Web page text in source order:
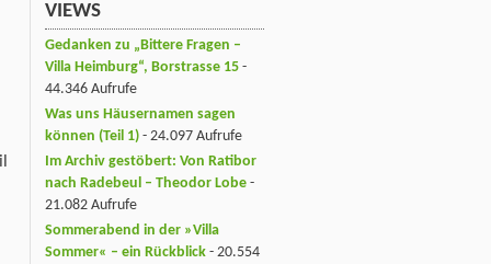
VIEWS
Gedanken zu „Bittere Fragen –
Villa Heimburg“, Borstrasse 15 -
44.346 Aufrufe
Was uns Häusernamen sagen
können (Teil 1) - 24.097 Aufrufe
Im Archiv gestöbert: Von Ratibor
nach Radebeul – Theodor Lobe -
21.082 Aufrufe
Sommerabend in der »Villa
Sommer« – ein Rückblick - 20.554